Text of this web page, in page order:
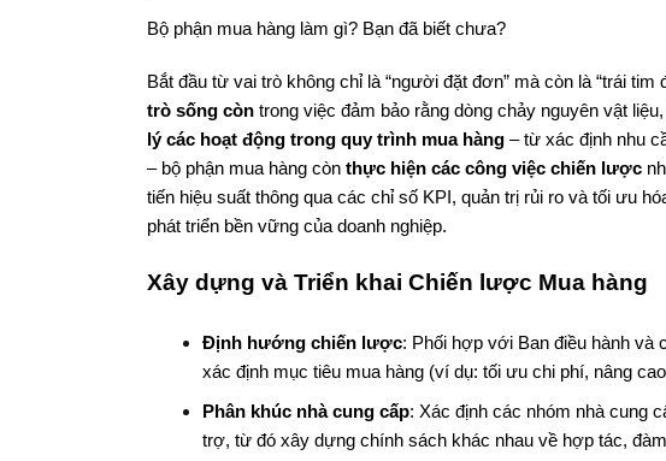
Bộ phận mua hàng làm gì? Bạn đã biết chưa?
Bắt đầu từ vai trò không chỉ là “người đặt đơn” mà còn là “trái
trò sống còn trong việc đảm bảo rằng dòng chảy nguyên vật
lý các hoạt động trong quy trình mua hàng – từ xác định nhu
– bộ phận mua hàng còn thực hiện các công việc chiến lược
tiến hiệu suất thông qua các chỉ số KPI, quản trị rủi ro và tối ưu
phát triển bền vững của doanh nghiệp.
Xây dựng và Triển khai Chiến lược Mua hàng
Định hướng chiến lược: Phối hợp với Ban điều hành và
xác định mục tiêu mua hàng (ví dụ: tối ưu chi phí, nâng
Phân khúc nhà cung cấp: Xác định các nhóm nhà cung
trợ, từ đó xây dựng chính sách khác nhau về hợp tác,